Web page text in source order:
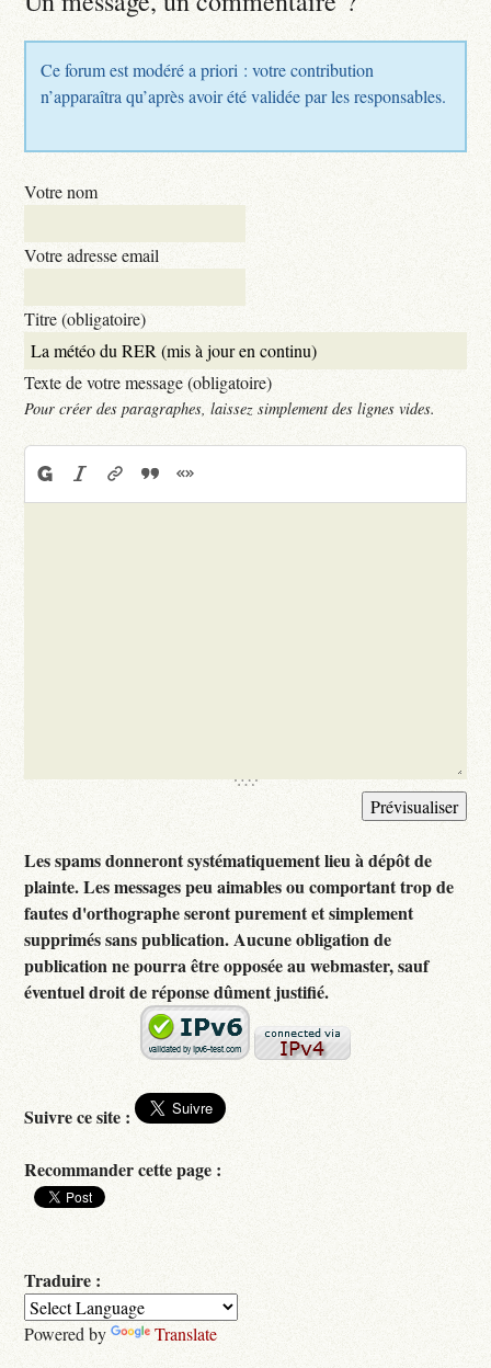
Ce forum est modéré a priori : votre contribution
n’apparaîtra qu’après avoir été validée par les responsables.
Votre nom
Votre adresse email
Titre (obligatoire)
Texte de votre message (obligatoire)
Pour créer des paragraphes, laissez simplement des lignes vides.
Les spams donneront systématiquement lieu à dépôt de
plainte. Les messages peu aimables ou comportant trop de
fautes d'orthographe seront purement et simplement
supprimés sans publication. Aucune obligation de
publication ne pourra être opposée au webmaster, sauf
éventuel droit de réponse dûment justifié.
Suivre ce site :
Recommander cette page :
Traduire :
Powered by Translate